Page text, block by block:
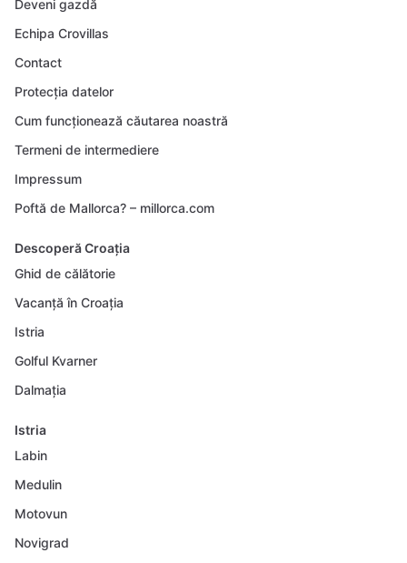
Deveni gazdă
Echipa Crovillas
Contact
Protecția datelor
Cum funcționează căutarea noastră
Termeni de intermediere
Impressum
Poftă de Mallorca? – millorca.com
Descoperă Croația
Ghid de călătorie
Vacanță în Croația
Istria
Golful Kvarner
Dalmația
Istria
Labin
Medulin
Motovun
Novigrad